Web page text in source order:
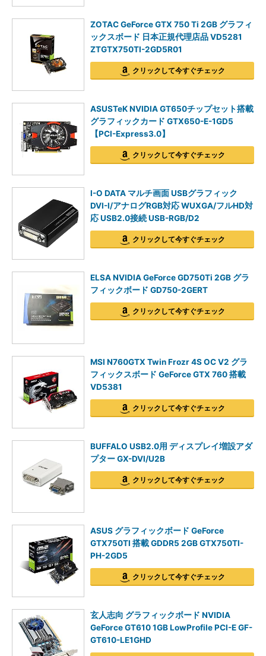
ZOTAC GeForce GTX 750 Ti 2GB グラフィ
ックスボード 日本正規代理店品 VD5281
ZTGTX750TI-2GD5R01
クリックして今すぐチェック
ASUSTeK NVIDIA GT650チップセット搭載
グラフィックカード GTX650-E-1GD5
【PCI-Express3.0】
クリックして今すぐチェック
I-O DATA マルチ画面 USBグラフィック
DVI-I/アナログRGB対応 WUXGA/フルHD対
応 USB2.0接続 USB-RGB/D2
クリックして今すぐチェック
ELSA NVIDIA GeForce GD750Ti 2GB グラ
フィックボード GD750-2GERT
クリックして今すぐチェック
MSI N760GTX Twin Frozr 4S OC V2 グラ
フィックスボード GeForce GTX 760 搭載
VD5381
クリックして今すぐチェック
BUFFALO USB2.0用 ディスプレイ増設アダ
プター GX-DVI/U2B
クリックして今すぐチェック
ASUS グラフィックボード GeForce
GTX750TI 搭載 GDDR5 2GB GTX750TI-
PH-2GD5
クリックして今すぐチェック
玄人志向 グラフィックボード NVIDIA
GeForce GT610 1GB LowProfile PCI-E GF-
GT610-LE1GHD